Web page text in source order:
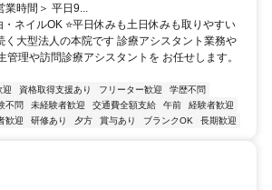
業時間＞ 平日9...
・ネイルOK ⭐平日休みも土日休みも取りやすい
く大型法人の本院です 診療アシスタント業務や
管理や訪問診療アシスタントを お任せします。
迎 資格取得支援あり フリーター歓迎
学歴不問
不問 未経験者歓迎 交通費全額支給 午前
経験者歓迎
歓迎 研修あり 夕方 賞与あり ブランクOK 長期歓迎